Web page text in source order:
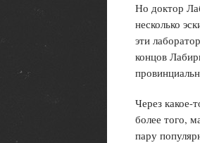
Но доктор
несколько
эти
концов
Через какое-
более того,
пару